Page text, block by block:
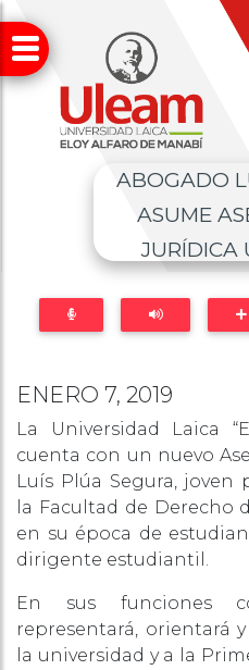
ABOGADO
ASUME
JURÍDICA
ENERO 7, 2019
La Universidad Laica
cuenta con un nuevo
Luís Plúa Segura,
la Facultad de Derecho
en su época de
dirigente estudiantil.
En sus funciones
representará, orientará
la universidad y a la